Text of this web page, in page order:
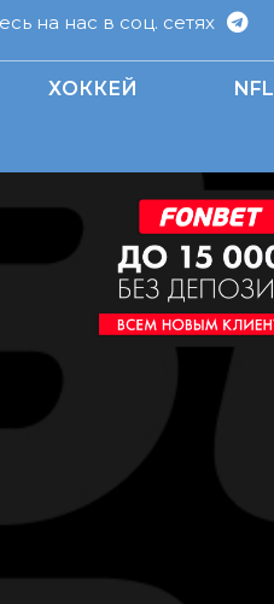
на нас в соц. сетях
ХОККЕЙ NFL